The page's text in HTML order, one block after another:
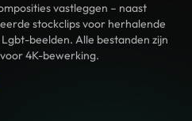
vastleggen – naast
stockclips voor herhalende
beelden. Alle bestanden zijn
4K-bewerking.